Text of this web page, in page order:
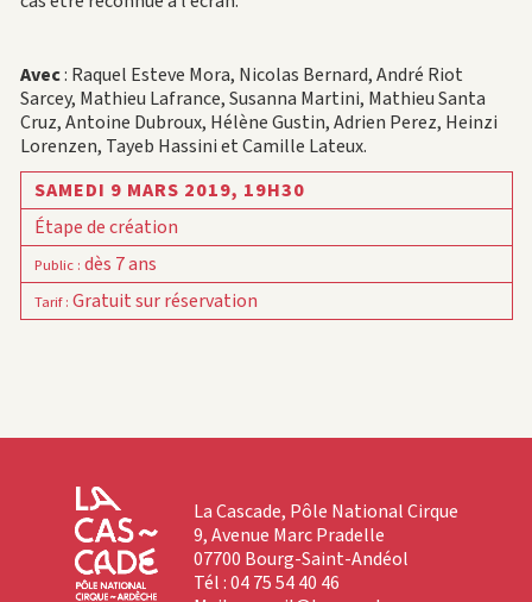
Avec: Raquel Esteve Mora, Nicolas Bernard, André Riot
Sarcey, Mathieu Lafrance, Susanna Martini, Mathieu Santa
Cruz, Antoine Dubroux, Hélène Gustin, Adrien Perez, Heinzi
Lorenzen, Tayeb Hassini et Camille Lateux.
SAMEDI 9 MARS 2019, 19H30
Étape de création
Public: dès 7 ans
Tarif: Gratuit sur réservation
La Cascade, Pôle National Cirque
9, Avenue Marc Pradelle
07700 Bourg-Saint-Andéol
Tél : 04 75 54 40 46